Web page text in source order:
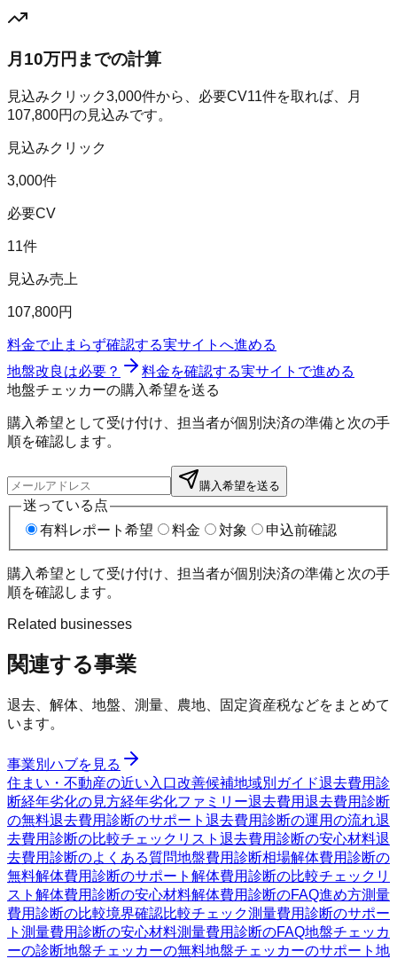
月10万円までの計算
見込みクリック3,000件から、必要CV11件を取れば、月
107,800円の見込みです。
見込みクリック
3,000件
必要CV
11件
見込み売上
107,800円
料金で止まらず確認する実サイトへ進める
地盤改良は必要？
料金を確認する実サイトで進める
地盤チェッカーの購入希望を送る
購入希望として受け付け、担当者が個別決済の準備と次の手
順を確認します。
購入希望を送る
迷っている点
有料レポート希望
料金 対象 申込前確認
購入希望として受け付け、担当者が個別決済の準備と次の手
順を確認します。
Related businesses
関連する事業
退去、解体、地盤、測量、農地、固定資産税などをまとめて
います。
事業別ハブを見る
住まい・不動産の近い入口改善候補地域別ガイド退去費用診
断経年劣化の見方経年劣化ファミリー退去費用退去費用診断
の無料退去費用診断のサポート 退去費用診断の運用の流れ退
去費用診断の比較チェックリスト 退去費用診断の安心材料退
去費用診断のよくある質問地盤費用診断相場解体費用診断の
無料解体費用診断のサポート 解体費用診断の比較チェックリ
スト 解体費用診断の安心材料解体費用診断のFAQ進め方測量
費用診断の比較境界確認比較チェック測量費用診断のサポー
ト 測量費用診断の安心材料測量費用診断のFAQ地盤チェッカ
ーの診断地盤チェッカーの無料地盤チェッカーのサポート 地